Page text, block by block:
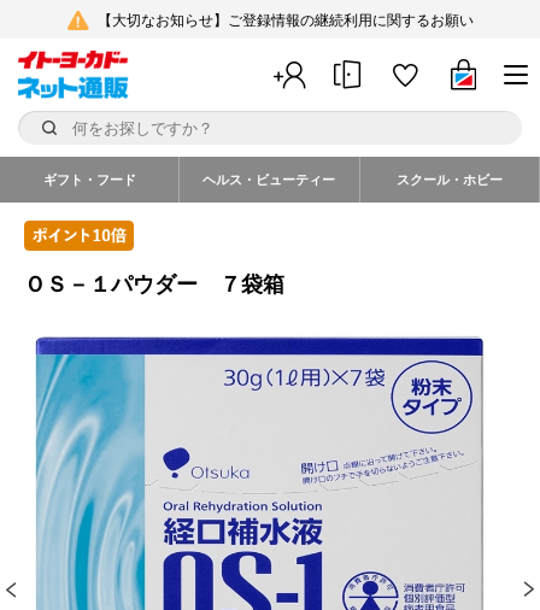
【大切なお知らせ】ご登録情報の継続利用に関するお願い
ギフト・フード ヘルス・ビューティー スクール・ホビー
ＯＳ－１パウダー ７袋箱